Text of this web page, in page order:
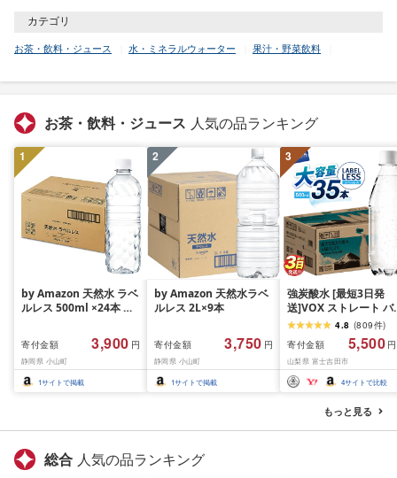
カテゴリ
お茶・飲料・ジュース 水・ミネラルウォーター 果汁・野菜飲料
お茶・飲料・ジュース 人気の品ランキング
1
by Amazon 天然水 ラベ
ルレス 500ml ×24本 富
ム含有 水 ミネラルウォ
ーター ペットボトル 静
岡県産 500ミリリットル
(Smart Basic)
寄付金額 3,900 円
静岡県 小山町
1サイトで掲載
2
by Amazon 天然水ラベ
ルレス 2L×9本
寄付金額 3,750 円
静岡県 小山町
1サイトで掲載
3
強炭酸水 [最短3日発
送]VOX ストレート バ
ジウム 強炭酸水 35本
500ml ラベルレス[富
吉田市限定カートン]
酸
4.8 (809件)
寄付金額
5,500
山梨県 富士吉田市
4サイトで比較
もっと見る
総合 人気の品ランキング